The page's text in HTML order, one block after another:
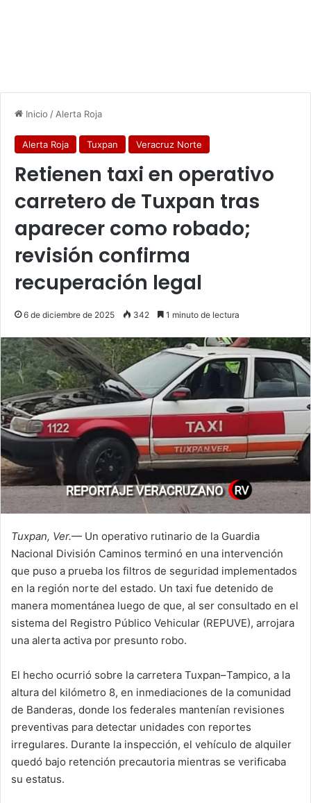
Inicio / Alerta Roja
Alerta Roja Tuxpan Veracruz Norte
Retienen taxi en operativo
carretero de Tuxpan tras
aparecer como robado;
revisión confirma
recuperación legal
6 de diciembre de 2025 342 1 minuto de lectura
Tuxpan, Ver.— Un operativo rutinario de la Guardia
Nacional División Caminos terminó en una intervención
que puso a prueba los filtros de seguridad implementados
en la región norte del estado. Un taxi fue detenido de
manera momentánea luego de que, al ser consultado en el
sistema del Registro Público Vehicular (REPUVE), arrojara
una alerta activa por presunto robo.
El hecho ocurrió sobre la carretera Tuxpan–Tampico, a la
altura del kilómetro 8, en inmediaciones de la comunidad
de Banderas, donde los federales mantenían revisiones
preventivas para detectar unidades con reportes
irregulares. Durante la inspección, el vehículo de alquiler
quedó bajo retención precautoria mientras se verificaba
su estatus.